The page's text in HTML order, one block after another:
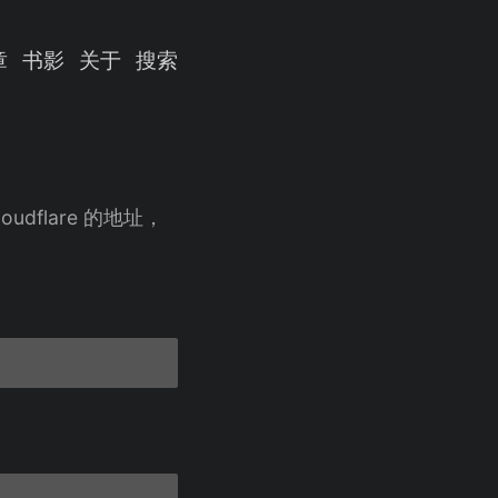
书影 关于 搜索
的地址，